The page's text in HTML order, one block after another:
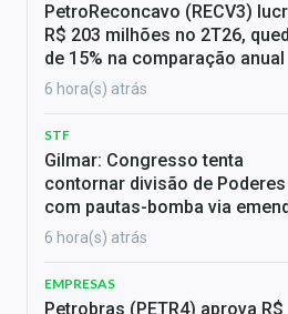
PetroReconcavo (RECV3)
R$ 203 milhões no 2T26,
de 15% na comparação anual
6 hora(s) atrás
STF
Gilmar: Congresso tenta
contornar divisão de Poderes
com pautas-bomba via
6 hora(s) atrás
EMPRESAS
Petrobras (PETR4) aprova R$